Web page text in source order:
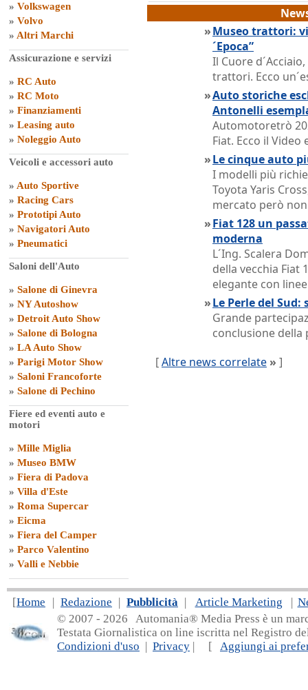
» Volkswagen
» Volvo
» Altri Marchi
Assicurazione e servizi
» RC Auto
» RC Moto
» Finanziamenti
» Leasing auto
» Noleggio Auto
Veicoli e accessori auto
» Auto Sportive
» Racing Cars
» Prototipi Auto
» Navigatori Auto
» Pneumatici
Saloni dell'Auto
» Salone di Ginevra
» NY Autoshow
» Detroit Auto Show
» Salone di Bologna
» LA Auto Show
» Parigi Motor Show
» Saloni Francoforte
» Salone di Pechino
Fiere ed eventi auto e
motori
» Mille Miglia
» Museo BMW
» Fiera di Padova
» Villa d'Este
» Roma Supercar
» Eicma
» Fiera del Camper
» Parco Valentino
» Valli e Nebbie
»Museo trattori:
´Epoca”
Il Cuore
trattori. Ecco
»Auto storiche
Antonelli
Automotoretrò
Fiat. Ecco il
»Le cinque auto
I modelli più
Toyota Yaris
mercato però
»Fiat 128 un
moderna
L´Ing. Scalera
della vecchia Fiat
elegante con
»Le Perle del
Grande
conclusione della
[Altre news correlate » ]
[Home | Redazione | Pubblicità | Article Marketing |
© 2007 - 2026 Automania® Media Press è un
Testata Giornalistica on line iscritta nel Registro
Condizioni d'uso | Privacy | [ Aggiungi ai